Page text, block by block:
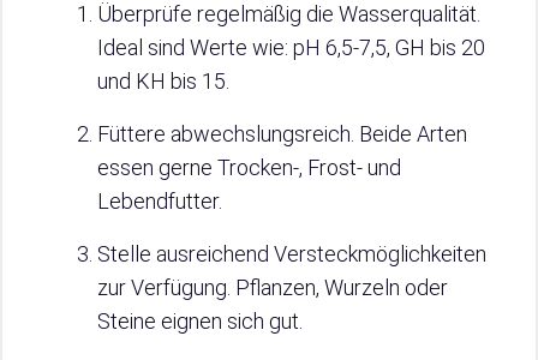
Überprüfe regelmäßig die Wasserqualität.
Ideal sind Werte wie: pH 6,5-7,5, GH bis 20
und KH bis 15.
Füttere abwechslungsreich. Beide Arten
essen gerne Trocken-, Frost- und
Lebendfutter.
Stelle ausreichend Versteckmöglichkeiten
zur Verfügung. Pflanzen, Wurzeln oder
Steine eignen sich gut.